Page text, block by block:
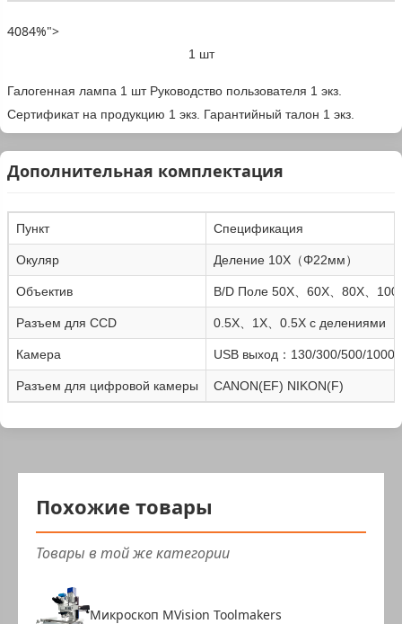
4084%">
1 шт
Галогенная лампа 1 шт Руководство пользователя 1 экз.
Сертификат на продукцию 1 экз. Гарантийный талон 1 экз.
Дополнительная комплектация
Пункт Спецификация
Окуляр Деление 10X（Φ22мм）
Объектив B/D Поле 50X、60X、80X、
Разъем для CCD 0.5X、1X、0.5X с делениями
Камера USB выход：130/300/500/1000
Разъем для цифровой камеры CANON(EF) NIKON(F)
Похожие товары
Товары в той же категории
Микроскоп MVision Toolmakers